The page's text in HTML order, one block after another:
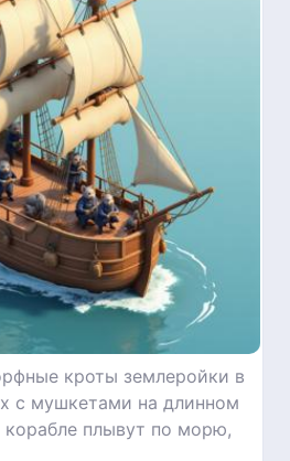
кроты землеройки в
с мушкетами на длинном
плывут по морю,